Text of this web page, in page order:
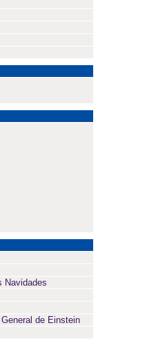
Navidades
de Einstein